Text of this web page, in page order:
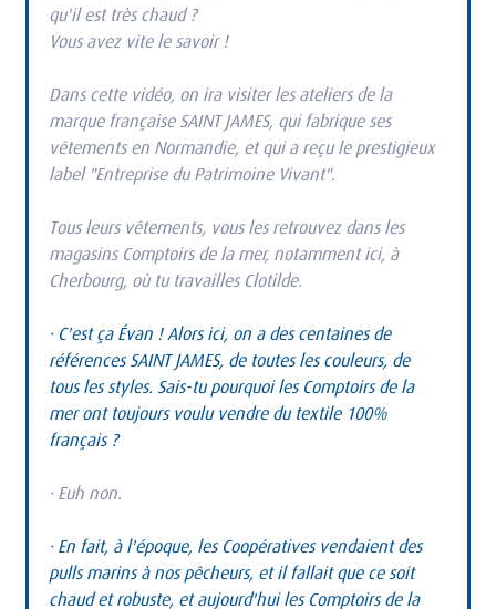
qu'il est très chaud ?
Vous avez vite le savoir !
Dans cette vidéo, on ira visiter les ateliers de la
marque française SAINT JAMES, qui fabrique ses
vêtements en Normandie, et qui a reçu le prestigieux
label "Entreprise du Patrimoine Vivant".
Tous leurs vêtements, vous les retrouvez dans les
magasins Comptoirs de la mer, notamment ici, à
Cherbourg, où tu travailles Clotilde.
· C'est ça Évan ! Alors ici, on a des centaines de
références SAINT JAMES, de toutes les couleurs, de
tous les styles. Sais-tu pourquoi les Comptoirs de la
mer ont toujours voulu vendre du textile 100%
français ?
· Euh non.
· En fait, à l'époque, les Coopératives vendaient des
pulls marins à nos pêcheurs, et il fallait que ce soit
chaud et robuste, et aujourd'hui les Comptoirs de la